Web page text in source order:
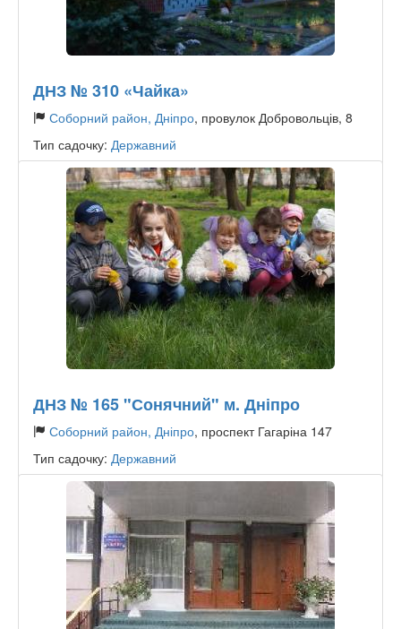
ДНЗ № 310 «Чайка»
Соборний район, Дніпро, провулок Добровольців, 8
Тип садочку: Державний
ДНЗ № 165 "Сонячний" м. Дніпро
Соборний район, Дніпро, проспект Гагаріна 147
Тип садочку: Державний